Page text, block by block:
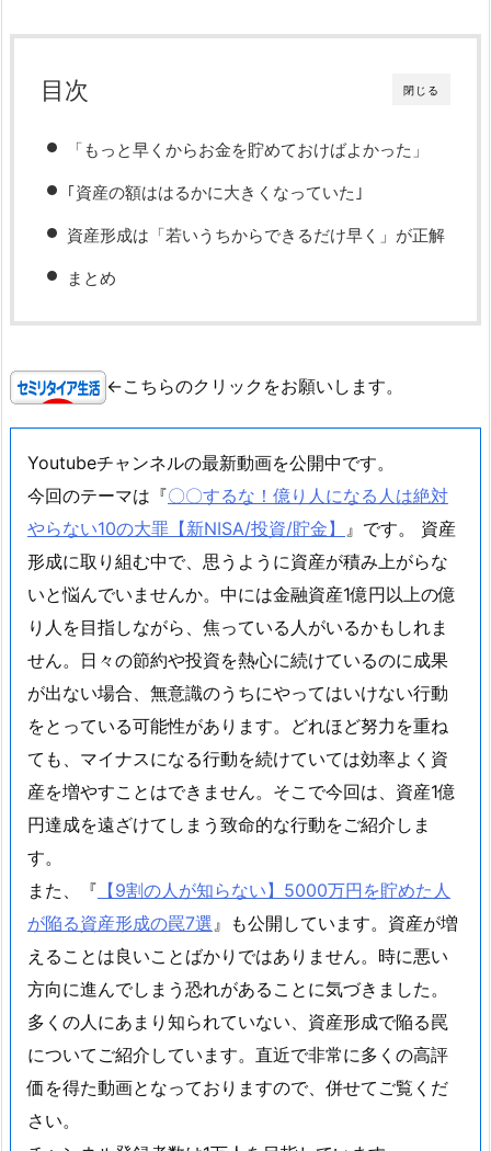
閉じる
目次
「もっと早くからお金を貯めておけばよかった」
｢資産の額ははるかに大きくなっていた｣
資産形成は「若いうちからできるだけ早く」が正解
まとめ
←こちらのクリックをお願いします。
Youtubeチャンネルの最新動画を公開中です。
今回のテーマは『〇〇するな！億り人になる人は絶対
やらない10の大罪【新NISA/投資/貯金】
』です。 資産
形成に取り組む中で、思うように資産が積み上がらな
いと悩んでいませんか。中には金融資産1億円以上の億
り人を目指しながら、焦っている人がいるかもしれま
せん。日々の節約や投資を熱心に続けているのに成果
が出ない場合、無意識のうちにやってはいけない行動
をとっている可能性があります。どれほど努力を重ね
ても、マイナスになる行動を続けていては効率よく資
産を増やすことはできません。そこで今回は、資産1億
円達成を遠ざけてしまう致命的な行動をご紹介しま
す。
また、『 【9割の人が知らない】5000万円を貯めた人
が陥る資産形成の罠7選 』も公開しています。資産が増
えることは良いことばかりではありません。時に悪い
方向に進んでしまう恐れがあることに気づきました。
多くの人にあまり知られていない、資産形成で陥る罠
についてご紹介しています。直近で非常に多くの高評
価を得た動画となっておりますので、併せてご覧くだ
さい。